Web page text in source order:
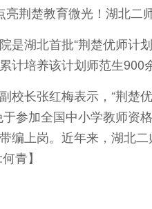
是湖北首批“荆楚优师计
计培养该计划师范生900
校长张红梅表示，“荆楚
于参加全国中小学教师资
编上岗。近年来，湖北
青】